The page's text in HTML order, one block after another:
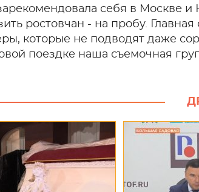
себя в Москве
ростовчан - на пробу. Главная
которые не подводят даже
поездке наша съемочная